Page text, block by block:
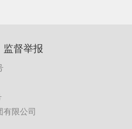
监督举报
有限公司